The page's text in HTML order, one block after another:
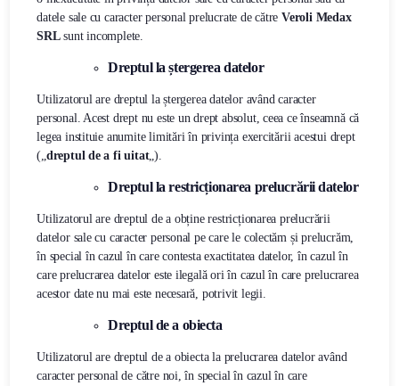
datele sale cu caracter personal prelucrate de cătreVeroli Medax
SRLsunt incomplete.
Dreptul la ștergerea datelor
Utilizatorul are dreptul la ștergerea datelor având caracter
personal. Acest drept nu este un drept absolut, ceea ce înseamnă că
legea instituie anumite limitări în privința exercitării acestui drept
(„ dreptul de a fi uitat„).
Dreptul la restricționarea prelucrării datelor
Utilizatorul are dreptul de a obține restricționarea prelucrării
datelor sale cu caracter personal pe care le colectăm și prelucrăm,
în special în cazul în care contesta exactitatea datelor, în cazul în
care prelucrarea datelor este ilegală ori în cazul în care prelucrarea
acestor date nu mai este necesară, potrivit legii.
Dreptul de a obiecta
Utilizatorul are dreptul de a obiecta la prelucrarea datelor având
caracter personal de către noi, în special în cazul în care